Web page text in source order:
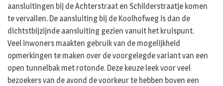
aansluitingen bij de Achterstraat en Schilderstraatje komen
te vervallen. De aansluiting bij de Koolhofweg is dan de
dichtstbijzijnde aansluiting gezien vanuit het kruispunt.
Veel inwoners maakten gebruik van de mogelijkheid
opmerkingen te maken over de voorgelegde variant van een
open tunnelbak met rotonde. Deze keuze leek voor veel
bezoekers van de avond de voorkeur te hebben boven een